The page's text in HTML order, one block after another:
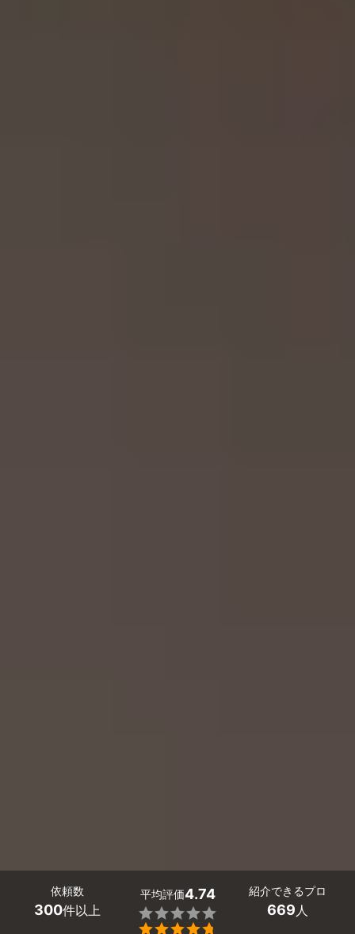
依頼数
300件以上
平均評価4.74


紹介できるプロ
669人